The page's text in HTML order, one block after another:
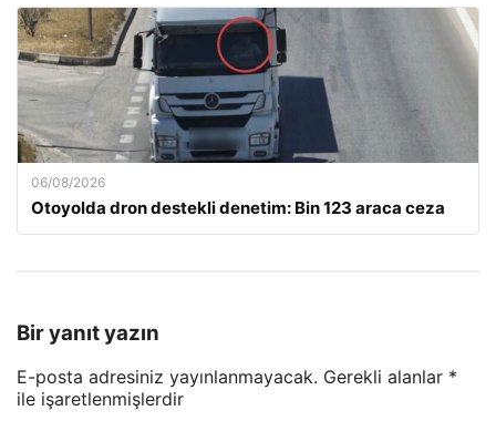
06/08/2026
Otoyolda dron destekli denetim: Bin 123 araca ceza
Bir yanıt yazın
E-posta adresiniz yayınlanmayacak. Gerekli alanlar *
ile işaretlenmişlerdir